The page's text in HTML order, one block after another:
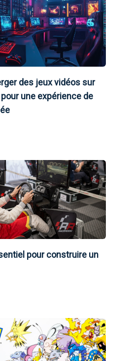
des jeux vidéos sur
une expérience de
pour construire un